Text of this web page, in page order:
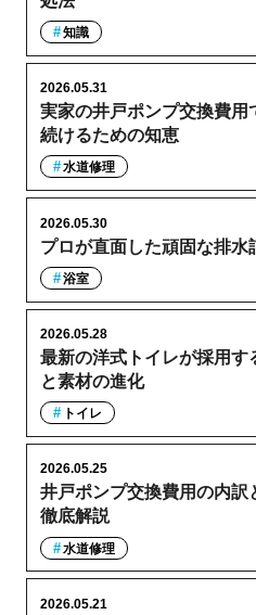
知識
実家の井戸ポンプ交換費用
続けるための知恵
2026.05.31
水道修理
プロが直面した頑固な排水
2026.05.30
浴室
最新の洋式トイレが採用す
と素材の進化
2026.05.28
トイレ
井戸ポンプ交換費用の内訳
徹底解説
2026.05.25
水道修理
2026.05.21